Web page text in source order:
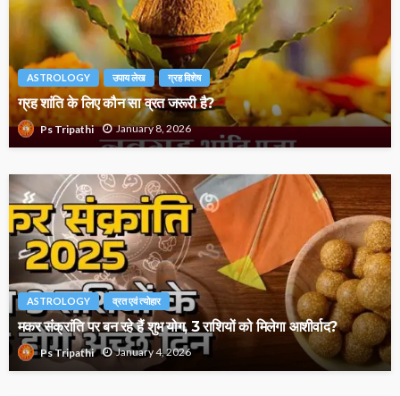
ASTROLOGY उपाय लेख ग्रह विशेष
ग्रह शांति के लिए कौन सा व्रत जरूरी है?
Ps Tripathi January 8, 2026
ASTROLOGY व्रत एवं त्योहार
मकर संक्रांति पर बन रहे हैं शुभ योग, 3 राशियों को मिलेगा आशीर्वाद?
Ps Tripathi January 4, 2026